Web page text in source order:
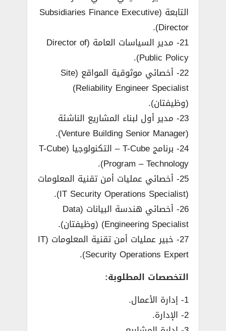
التابعة (Subsidiaries Finance Executive
Director).
21- مدير السياسات العامة (Director of
Public Policy).
22- أخصائي موثوقية المواقع (Site
Reliability Engineer Specialist)
(وظيفتان).
23- مدير أول لبناء المشاريع الناشئة
(Venture Building Senior Manager).
24- برنامج T-Cube – التكنولوجيا (T-Cube
Program – Technology).
25- أخصائي عمليات أمن تقنية المعلومات
(IT Security Operations Specialist).
26- أخصائي هندسة البيانات (Data
Engineering Specialist) (وظيفتان).
27- خبير عمليات أمن تقنية المعلومات (IT
Security Operations Expert).
التخصصات المطلوبة:
1- إدارة الأعمال.
2- الإدارة.